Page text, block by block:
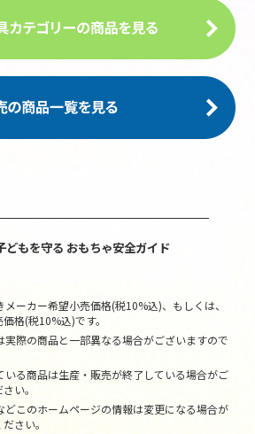
どもを守る おもちゃ安全ガイド
ーカー希望小売価格(税10%込)、もしくは、
格(税10%込)です。
際の商品と一部異なる場合がございますので
る商品は生産・販売が終了している場合がご
い。
このホームページの情報は変更になる場合が
さい。